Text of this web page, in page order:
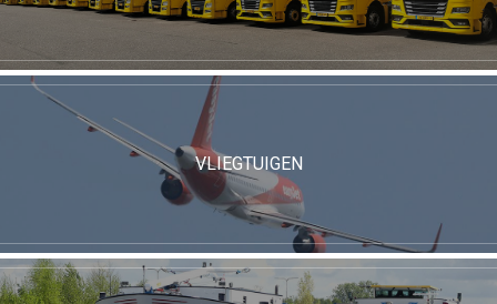
VLIEGTUIGEN